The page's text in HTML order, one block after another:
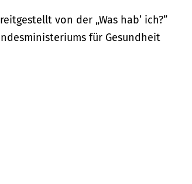
von der „Was hab’ ich?”
für Gesundheit